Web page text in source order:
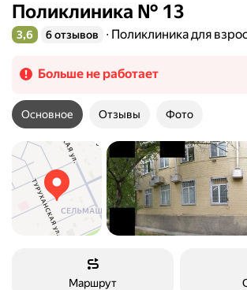
Поликлиника № 13
Рейтинг 3,6 из 5
3,6 6 отзывов Поликлиника для
Больше не работает
Основное Отзывы Фото
Маршрут